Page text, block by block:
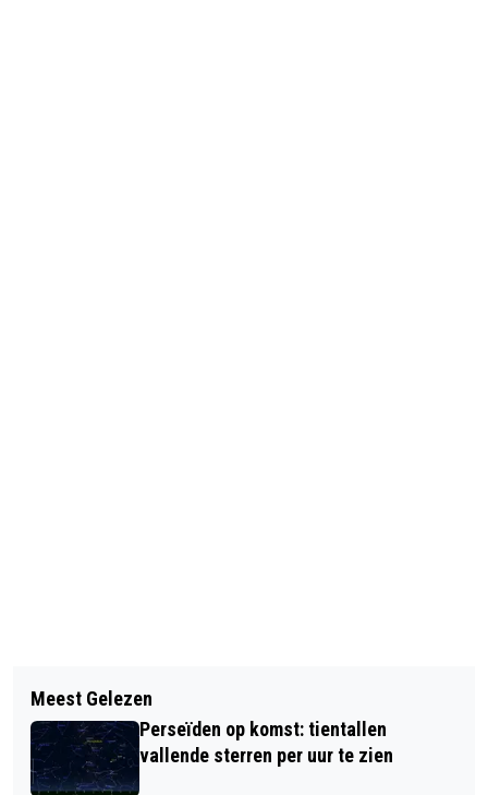
AANPAK WEBWINKELS DIE REGELS
OVERTREDEN
'LAFFE TYPETJES' BEDREIGEN
PERSONEEL VREEMDELINGENDIENST
Meest Gelezen
Perseïden op komst: tientallen
vallende sterren per uur te zien